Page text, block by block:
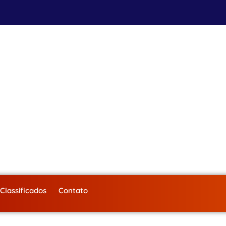
Classificados Contato